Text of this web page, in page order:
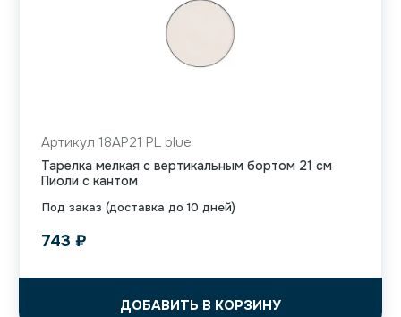
Под заказ (доставка до 10 дней)
Артикул 18AP21 PL blue
Тарелка мелкая с вертикальным бортом 21 см
Пиоли с кантом
743 ₽
ДОБАВИТЬ В КОРЗИНУ